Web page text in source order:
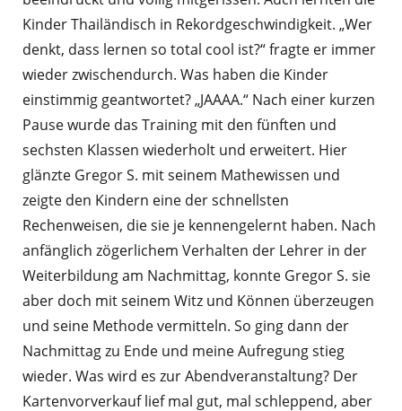
Kinder Thailändisch in Rekordgeschwindigkeit. „Wer
denkt, dass lernen so total cool ist?“ fragte er immer
wieder zwischendurch. Was haben die Kinder
einstimmig geantwortet? „JAAAA.“ Nach einer kurzen
Pause wurde das Training mit den fünften und
sechsten Klassen wiederholt und erweitert. Hier
glänzte Gregor S. mit seinem Mathewissen und
zeigte den Kindern eine der schnellsten
Rechenweisen, die sie je kennengelernt haben. Nach
anfänglich zögerlichem Verhalten der Lehrer in der
Weiterbildung am Nachmittag, konnte Gregor S. sie
aber doch mit seinem Witz und Können überzeugen
und seine Methode vermitteln. So ging dann der
Nachmittag zu Ende und meine Aufregung stieg
wieder. Was wird es zur Abendveranstaltung? Der
Kartenvorverkauf lief mal gut, mal schleppend, aber